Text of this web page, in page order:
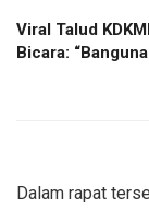
Viral Talud
Bicara:
Dalam rapat